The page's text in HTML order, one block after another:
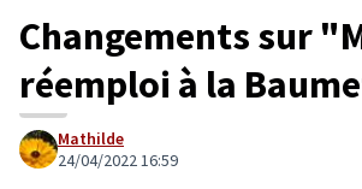
Changements sur
réemploi à la
Mathilde
24/04/2022 16:59